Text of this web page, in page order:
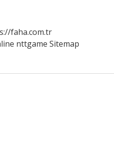
faha.com.tr
nttgame Sitemap